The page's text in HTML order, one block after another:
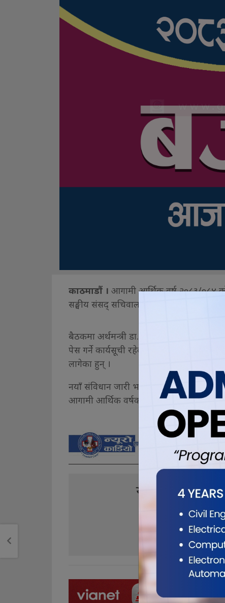
काठमाडौं । आगामी आर्थिक वर्ष २०८३/
सङ्घीय संसद् सचिवालयले सार्वजनिक गरेको
बैठकमा अर्थमन्त्री डा. स्विर्णम वाग्लेले
पेस गर्ने कार्यसूची रहेको छ । राष्ट्रिय स्वतन्त्र
लागेका हुन् ।
नयाँ संविधान जारी भएपछि हरेक वर्ष जेठ १५
आगामी आर्थिक वर्षको आय–व्यय विवरण
यो खबर पढेर